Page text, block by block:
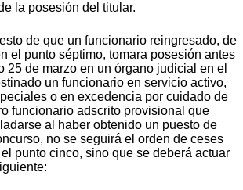
la posesión del titular.
de que un funcionario reingresado, de
el punto séptimo, tomara posesión antes
25 de marzo en un órgano judicial en el
un funcionario en servicio activo,
o en excedencia por cuidado de
funcionario adscrito provisional que
al haber obtenido un puesto de
no se seguirá el orden de ceses
punto cinco, sino que se deberá actuar